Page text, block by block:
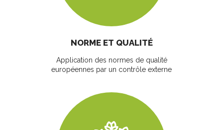
NORME ET QUALITÉ
Application des normes de qualité
européennes par un contrôle externe